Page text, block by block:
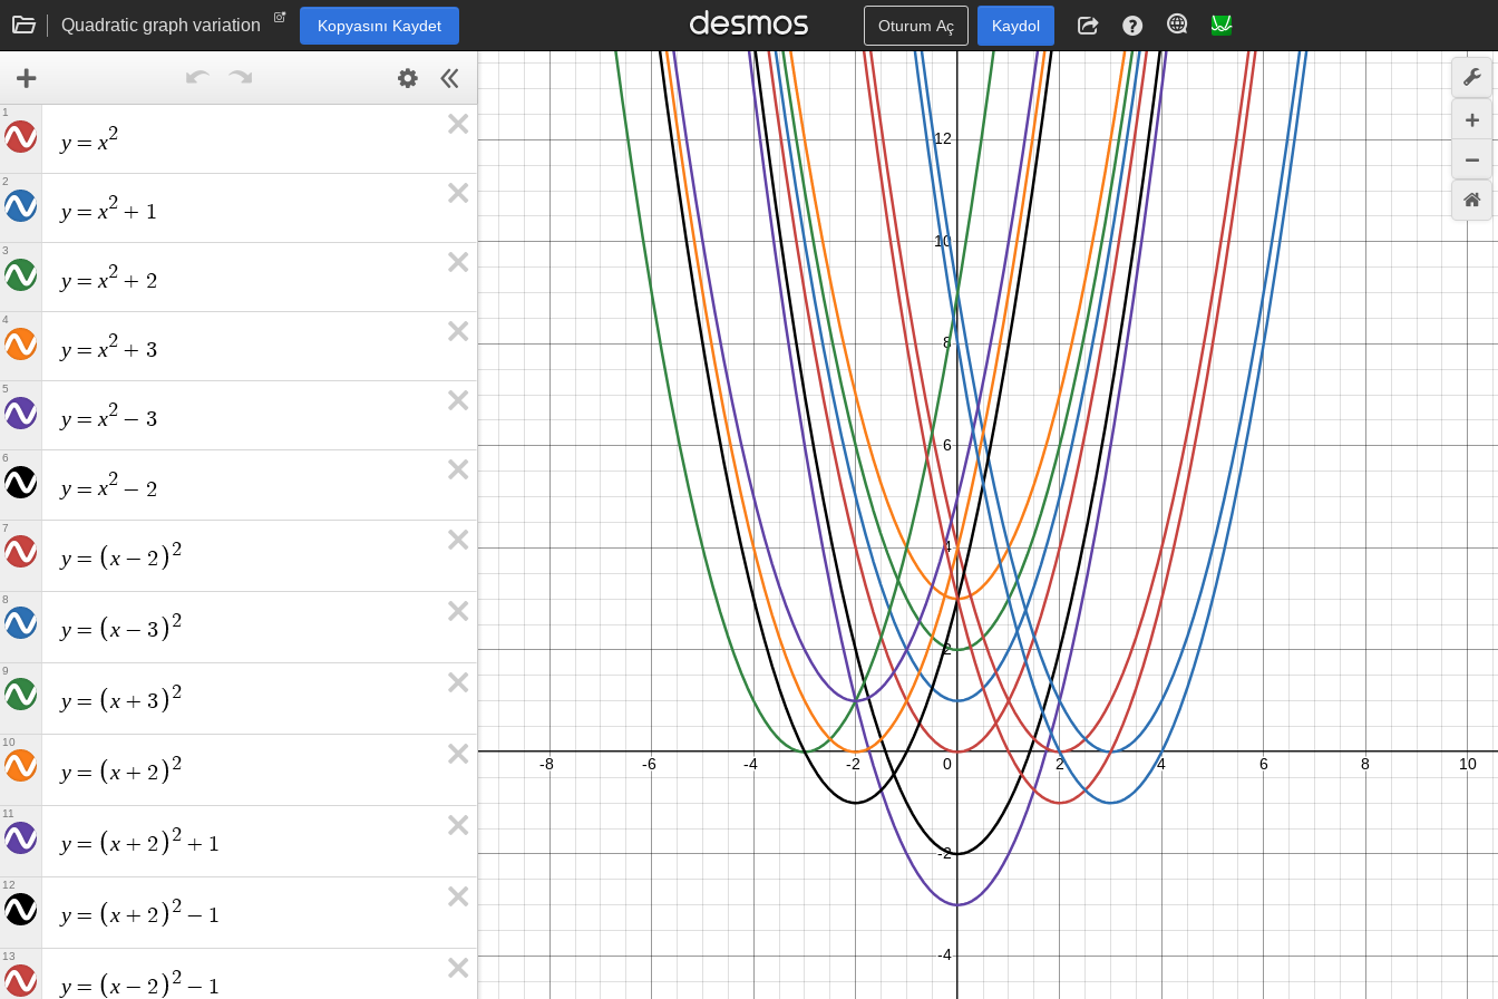
Quadratic graph variation Kopyasını Kaydet Oturum Aç Kaydol
y = x2
1
y = x2 + 1
2
y = x2 + 2
3
y = x2 + 3
4
y = x2 − 3
5
y = x2 − 2
6
y = x − 2 2
7
y = x − 3 2
8
y = x + 3 2
9
y = x + 2 2
10
y = x + 2 2 + 1
11
y = x + 2 2 − 1
12
y = x − 2 2 − 1
13